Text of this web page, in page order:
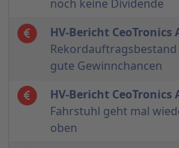
noch keine Dividende
HV-Bericht CeoTronics
gute Gewinnchancen
HV-Bericht CeoTronics
Fahrstuhl geht mal
oben